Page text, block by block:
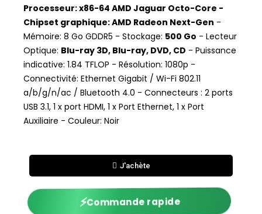
Processeur: x86-64 AMD Jaguar Octo-Core -
Chipset graphique: AMD Radeon Next-Gen -
Mémoire: 8 Go GDDR5 - Stockage: 500 Go - Lecteur
Optique: Blu-ray 3D, Blu-ray, DVD, CD - Puissance
indicative: 1.84 TFLOP - Résolution: 1080p -
Connectivité: Ethernet Gigabit / Wi-Fi 802.11
a/b/g/n/ac / Bluetooth 4.0 - Connecteurs : 2 ports
USB 3.1, 1 x port HDMI, 1 x Port Ethernet, 1 x Port
Auxiliaire - Couleur: Noir
J'achète
⚡Commande rapide